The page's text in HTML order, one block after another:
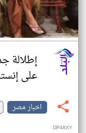
إطلالة
على
اخبار مصر
DP48XY